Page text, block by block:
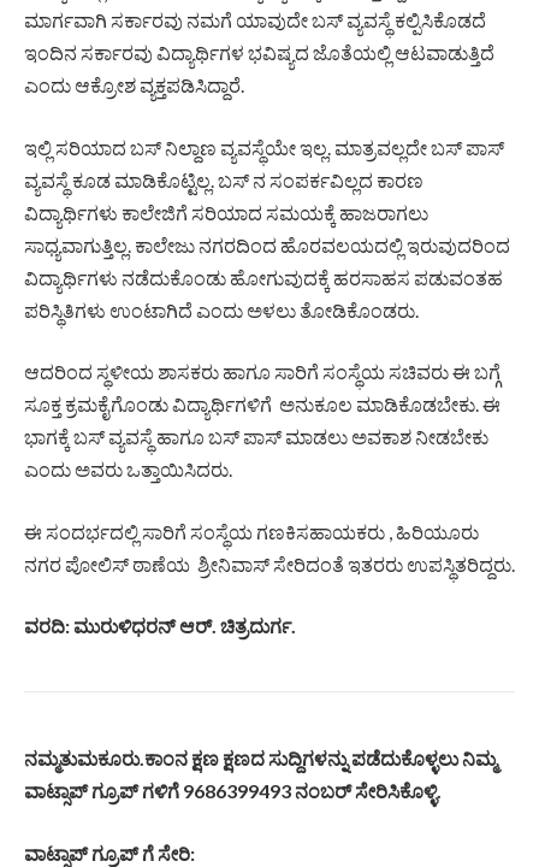
ಮಾರ್ಗವಾಗಿ ಸರ್ಕಾರವು ನಮಗೆ ಯಾವುದೇ ಬಸ್ ವ್ಯವಸ್ಥೆ ಕಲ್ಪಿಸಿಕೊಡದೆ
ಇಂದಿನ ಸರ್ಕಾರವು ವಿದ್ಯಾರ್ಥಿಗಳ ಭವಿಷ್ಯದ ಜೊತೆಯಲ್ಲಿ ಆಟವಾಡುತ್ತಿದೆ
ಎಂದು ಆಕ್ರೋಶ ವ್ಯಕ್ತಪಡಿಸಿದ್ದಾರೆ.
ಇಲ್ಲಿ ಸರಿಯಾದ ಬಸ್ ನಿಲ್ದಾಣ ವ್ಯವಸ್ಥೆಯೇ ಇಲ್ಲ. ಮಾತ್ರವಲ್ಲದೇ ಬಸ್ ಪಾಸ್
ವ್ಯವಸ್ಥೆ ಕೂಡ ಮಾಡಿಕೊಟ್ಟಿಲ್ಲ. ಬಸ್ ನ ಸಂಪರ್ಕವಿಲ್ಲದ ಕಾರಣ
ವಿದ್ಯಾರ್ಥಿಗಳು ಕಾಲೇಜಿಗೆ ಸರಿಯಾದ ಸಮಯಕ್ಕೆ ಹಾಜರಾಗಲು
ಸಾಧ್ಯವಾಗುತ್ತಿಲ್ಲ. ಕಾಲೇಜು ನಗರದಿಂದ ಹೊರವಲಯದಲ್ಲಿ ಇರುವುದರಿಂದ
ವಿದ್ಯಾರ್ಥಿಗಳು ನಡೆದುಕೊಂಡು ಹೋಗುವುದಕ್ಕೆ ಹರಸಾಹಸ ಪಡುವಂತಹ
ಪರಿಸ್ಥಿತಿಗಳು ಉಂಟಾಗಿದೆ ಎಂದು ಅಳಲು ತೋಡಿಕೊಂಡರು.
ಆದರಿಂದ ಸ್ಥಳೀಯ ಶಾಸಕರು ಹಾಗೂ ಸಾರಿಗೆ ಸಂಸ್ಥೆಯ ಸಚಿವರು ಈ ಬಗ್ಗೆ
ಸೂಕ್ತ ಕ್ರಮಕೈಗೊಂಡು ವಿದ್ಯಾರ್ಥಿಗಳಿಗೆ ಅನುಕೂಲ ಮಾಡಿಕೊಡಬೇಕು. ಈ
ಭಾಗಕ್ಕೆ ಬಸ್ ವ್ಯವಸ್ಥೆ ಹಾಗೂ ಬಸ್ ಪಾಸ್ ಮಾಡಲು ಅವಕಾಶ ನೀಡಬೇಕು
ಎಂದು ಅವರು ಒತ್ತಾಯಿಸಿದರು.
ಈ ಸಂದರ್ಭದಲ್ಲಿ ಸಾರಿಗೆ ಸಂಸ್ಥೆಯ ಗಣಕಿಸಹಾಯಕರು , ಹಿರಿಯೂರು
ನಗರ ಪೋಲಿಸ್ ಠಾಣೆಯ ಶ್ರೀನಿವಾಸ್ ಸೇರಿದಂತೆ ಇತರರು ಉಪಸ್ಥಿತರಿದ್ದರು.
ವರದಿ: ಮುರುಳಿಧರನ್ ಆರ್. ಚಿತ್ರದುರ್ಗ.
ನಮ್ಮತುಮಕೂರು.ಕಾಂನ ಕ್ಷಣ ಕ್ಷಣದಸುದ್ದಿಗಳನ್ನುಪಡೆದುಕೊಳ್ಳಲುನಿಮ್ಮ
ವಾಟ್ಸಾಪ್ಗ್ರೂಪ್ಗಳಿಗೆ 9686399493 ನಂಬರ್ಸೇರಿಸಿಕೊಳ್ಳಿ.
ವಾಟ್ಸಾಪ್ ಗ್ರೂಪ್ ಗೆಸೇರಿ: